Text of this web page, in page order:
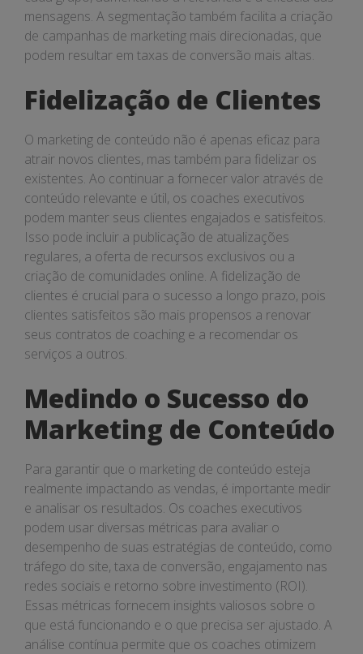
mensagens. A segmentação também facilita a criação
de campanhas de marketing mais direcionadas, que
podem resultar em taxas de conversão mais altas.
Fidelização de Clientes
O marketing de conteúdo não é apenas eficaz para
atrair novos clientes, mas também para fidelizar os
existentes. Ao continuar a fornecer valor através de
conteúdo relevante e útil, os coaches executivos
podem manter seus clientes engajados e satisfeitos.
Isso pode incluir a publicação de atualizações
regulares, a oferta de recursos exclusivos ou a
criação de comunidades online. A fidelização de
clientes é crucial para o sucesso a longo prazo, pois
clientes satisfeitos são mais propensos a renovar
seus contratos de coaching e a recomendar os
serviços a outros.
Medindo o Sucesso do
Marketing de Conteúdo
Para garantir que o marketing de conteúdo esteja
realmente impactando as vendas, é importante medir
e analisar os resultados. Os coaches executivos
podem usar diversas métricas para avaliar o
desempenho de suas estratégias de conteúdo, como
tráfego do site, taxa de conversão, engajamento nas
redes sociais e retorno sobre investimento (ROI).
Essas métricas fornecem insights valiosos sobre o
que está funcionando e o que precisa ser ajustado. A
análise contínua permite que os coaches otimizem